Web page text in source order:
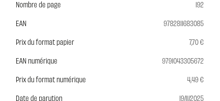
Nombre de page
192
EAN
9782811683085
Prix du format papier
7,70 €
EAN numérique
9791043305672
Prix du format numérique
4,49 €
Date de parution
19/11/2025